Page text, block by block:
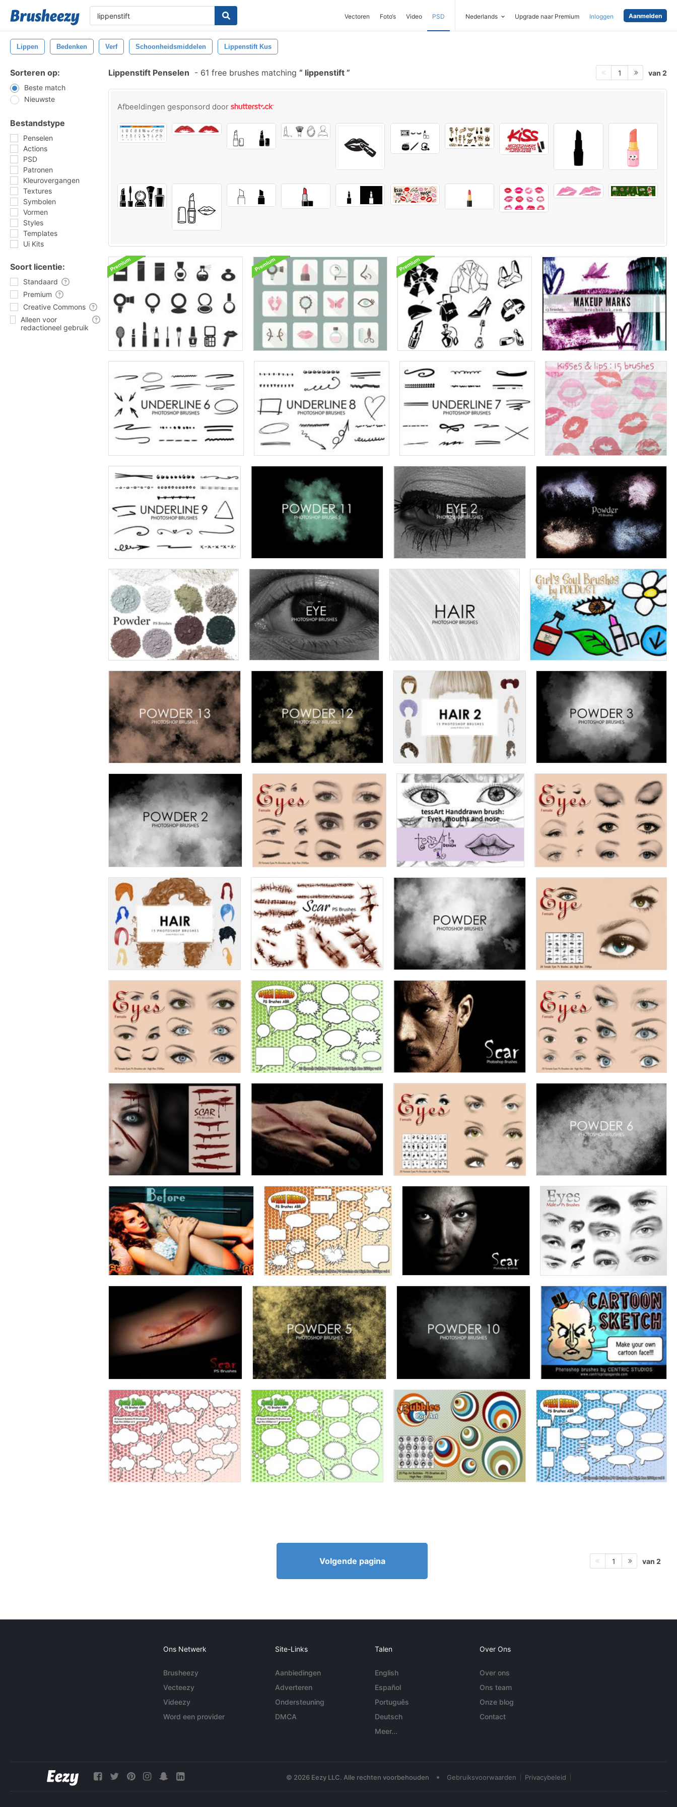
Vectoren Foto‘s Video PSD Nederlands Upgrade naar Premium Inloggen Aanmelden
Lippen Bedenken Verf Schoonheidsmiddelen Lippenstift Kus
Sorteren op:
Beste match
Nieuwste
Bestandstype
Penselen
Actions
PSD
Patronen
Kleurovergangen
Textures
Symbolen
Vormen
Styles
Templates
Ui Kits
Soort licentie:
Standaard
Premium
Creative Commons
Alleen voor
redactioneel gebruik
Lippenstift Penselen - 61 free brushes matching lippenstift 1 van 2
Afbeeldingen gesponsord door
Volgende pagina 1 van 2
Ons Netwerk
Brusheezy
Vecteezy
Videezy
Word een provider
Site-Links
Aanbiedingen
Adverteren
Ondersteuning
DMCA
Talen
English
Español
Português
Deutsch
Meer...
Over Ons
Over ons
Ons team
Onze blog
Contact
© 2026 Eezy LLC. Alle rechten voorbehouden • Gebruiksvoorwaarden Privacybeleid